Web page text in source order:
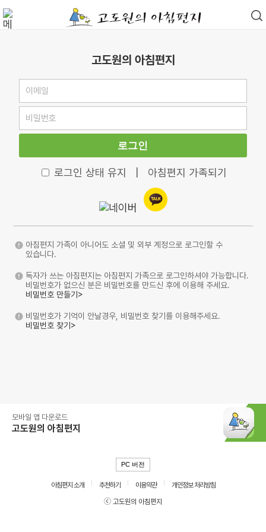
고도원의 아침편지
로그인
로그인 상태 유지 아침편지 가족되기
아침편지 가족이 아니어도 소셜 및 외부 계정으로 로그인할 수
있습니다.
독자가 쓰는 아침편지는 아침편지 가족으로 로그인하셔야 가능합니다.
비밀번호가 없으신 분은 비밀번호를 만드신 후에 이용해 주세요.
비밀번호 만들기>
비밀번호가 기억이 안날경우, 비밀번호 찾기를 이용해주세요.
비밀번호 찾기>
모바일 앱 다운로드
고도원의 아침편지
PC 버전
아침편지 소개 추천하기 이용약관
개인정보 처리방침
ⓒ 고도원의 아침편지